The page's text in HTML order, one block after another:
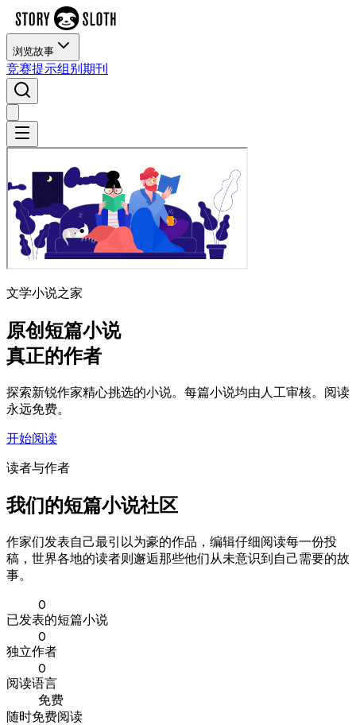
浏览故事
竞赛提示组别期刊
文学小说之家
原创短篇小说
真正的作者
探索新锐作家精心挑选的小说。每篇小说均由人工审核。阅读
永远免费。
开始阅读
读者与作者
我们的短篇小说社区
作家们发表自己最引以为豪的作品，编辑仔细阅读每一份投
稿，世界各地的读者则邂逅那些他们从未意识到自己需要的故
事。
0
已发表的短篇小说
0
独立作者
0
阅读语言
免费
随时免费阅读